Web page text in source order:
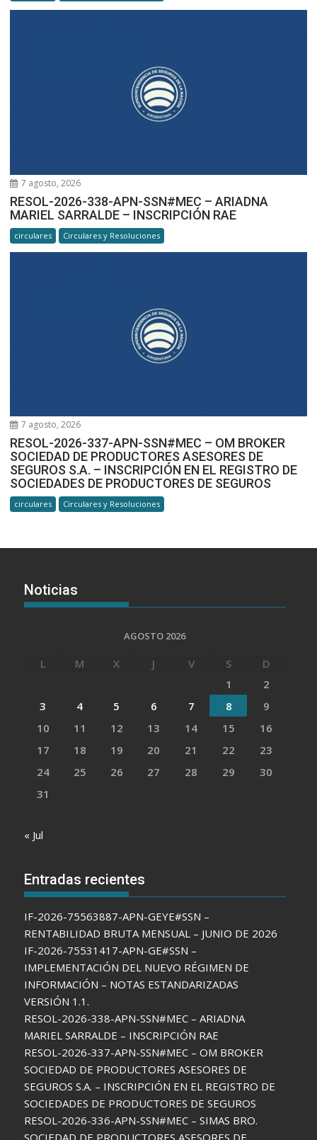
7 agosto, 2026
RESOL-2026-338-APN-SSN#MEC – ARIADNA
MARIEL SARRALDE – INSCRIPCIÓN RAE
circulares Circulares y Resoluciones
7 agosto, 2026
RESOL-2026-337-APN-SSN#MEC – OM BROKER
SOCIEDAD DE PRODUCTORES ASESORES DE
SEGUROS S.A. – INSCRIPCIÓN EN EL REGISTRO DE
SOCIEDADES DE PRODUCTORES DE SEGUROS
circulares Circulares y Resoluciones
Noticias
AGOSTO 2026
L M X J V S
D
1
2
3
4 5 6 7 8
9
10
11 12 13 14 15
16
17
18 19 20 21 22
23
24
25 26 27 28 29
30
31
« Jul
Entradas recientes
IF-2026-75563887-APN-GEYE#SSN –
RENTABILIDAD BRUTA MENSUAL – JUNIO DE 2026
IF-2026-75531417-APN-GE#SSN –
IMPLEMENTACIÓN DEL NUEVO RÉGIMEN DE
INFORMACIÓN – NOTAS ESTANDARIZADAS
VERSIÓN 1.1.
RESOL-2026-338-APN-SSN#MEC – ARIADNA
MARIEL SARRALDE – INSCRIPCIÓN RAE
RESOL-2026-337-APN-SSN#MEC – OM BROKER
SOCIEDAD DE PRODUCTORES ASESORES DE
SEGUROS S.A. – INSCRIPCIÓN EN EL REGISTRO DE
SOCIEDADES DE PRODUCTORES DE SEGUROS
RESOL-2026-336-APN-SSN#MEC – SIMAS BRO.